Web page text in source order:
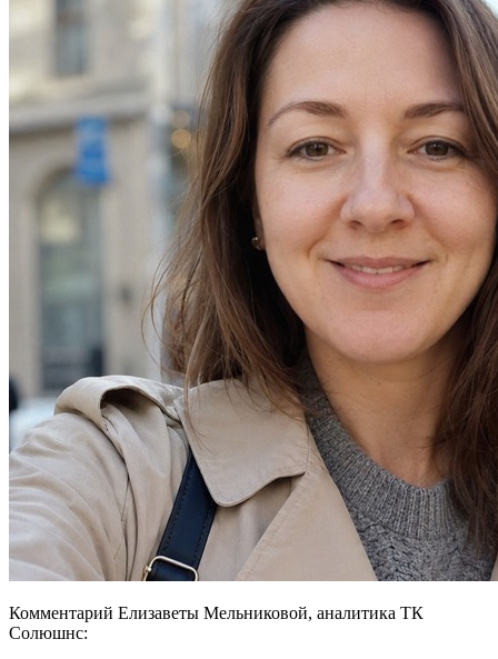
Комментарий Елизаветы Мельниковой, аналитика ТК
Солюшнс: